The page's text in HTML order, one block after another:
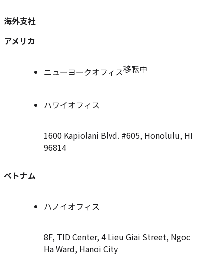
海外支社
アメリカ
ニューヨークオフィス移転中
ハワイオフィス
1600 Kapiolani Blvd. #605, Honolulu, HI
96814
ベトナム
ハノイオフィス
8F, TID Center, 4 Lieu Giai Street, Ngoc
Ha Ward, Hanoi City